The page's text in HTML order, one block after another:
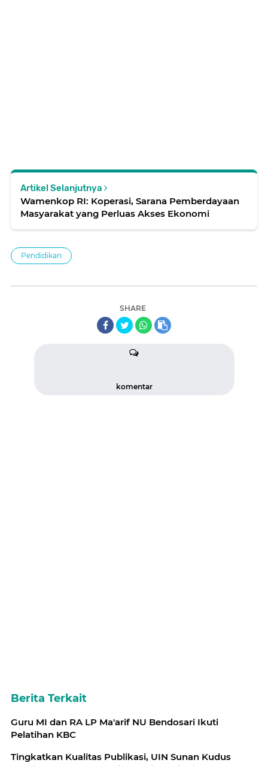
Artikel Selanjutnya
Wamenkop RI: Koperasi, Sarana Pemberdayaan
Masyarakat yang Perluas Akses Ekonomi
Pendidikan
SHARE
komentar
Berita Terkait
Guru MI dan RA LP Ma'arif NU Bendosari Ikuti
Pelatihan KBC
Tingkatkan Kualitas Publikasi, UIN Sunan Kudus